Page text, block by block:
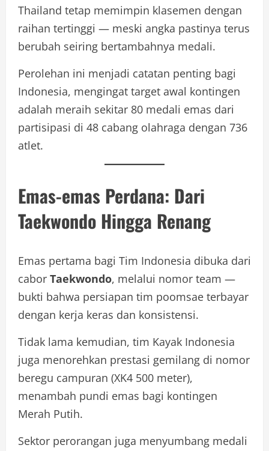
Thailand tetap memimpin klasemen dengan
raihan tertinggi — meski angka pastinya terus
berubah seiring bertambahnya medali.
Perolehan ini menjadi catatan penting bagi
Indonesia, mengingat target awal kontingen
adalah meraih sekitar 80 medali emas dari
partisipasi di 48 cabang olahraga dengan 736
atlet.
Emas-emas Perdana: Dari
Taekwondo Hingga Renang
Emas pertama bagi Tim Indonesia dibuka dari
cabor Taekwondo, melalui nomor team —
bukti bahwa persiapan tim poomsae terbayar
dengan kerja keras dan konsistensi.
Tidak lama kemudian, tim Kayak Indonesia
juga menorehkan prestasi gemilang di nomor
beregu campuran (XK4 500 meter),
menambah pundi emas bagi kontingen
Merah Putih.
Sektor perorangan juga menyumbang medali